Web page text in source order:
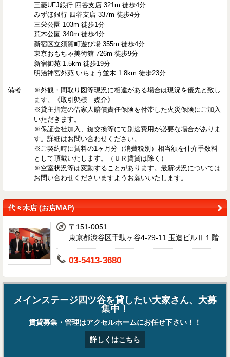
三菱UFJ銀行 四谷支店 321m 徒歩4分
みずほ銀行 四谷支店 337m 徒歩4分
三栄公園 103m 徒歩1分
荒木公園 340m 徒歩4分
新宿区立須賀町遊び場 355m 徒歩4分
東京おもちゃ美術館 726m 徒歩9分
新宿御苑 1.5km 徒歩19分
明治神宮外苑 いちょう並木 1.8km 徒歩23分
備考
※外観・間取り図等現況に相違がある場合は現況を優先と致し
ます。《取引態様 媒介》
※貸主指定の借家人賠償責任保険を付帯した火災保険にご加入
いただきます。
※保証会社加入、鍵交換等にて別途費用が必要な場合がありま
す。詳細はお問い合わせください。
※ご契約時に賃料の1ヶ月分（消費税別）相当額を仲介手数料
として頂戴いたします。（ＵＲ賃貸は除く）
※空室状況等は変動することがあります。最新状況については
お問い合わせくださいますようお願いいたします。
代々木店 (お店MAP)
〒151-0051
東京都渋谷区千駄ヶ谷4-29-11 玉造ビルⅡ１階
03-5413-3680
メインステージ四ツ谷を貸したい大家さん、大募
集中！
賃貸募集・管理はアクセルホームにお任せ下さい！！
詳しくはこちら